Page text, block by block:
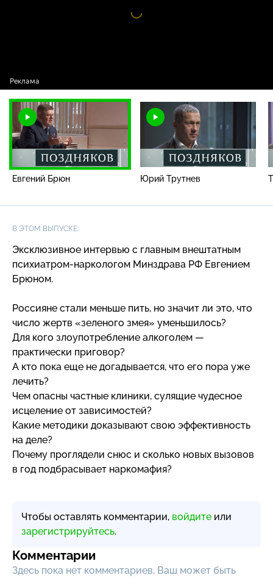
Видео
проигрыватель
Евгений Брюн Юрий Трутнев
В ЭТОМ ВЫПУСКЕ:
Эксклюзивное интервью с главным внештатным
психиатром-наркологом Минздрава РФ Евгением
Брюном.
Россияне стали меньше пить, но значит ли это, что
число жертв «зеленого змея» уменьшилось?
Для кого злоупотребление алкоголем —
практически приговор?
А кто пока еще не догадывается, что его пора уже
лечить?
Чем опасны частные клиники, сулящие чудесное
исцеление от зависимостей?
Какие методики доказывают свою эффективность
на деле?
Почему проглядели снюс и сколько новых вызовов
в год подбрасывает наркомафия?
Чтобы оставлять комментарии, войдите или
зарегистрируйтесь.
Комментарии
Здесь пока нет комментариев, Ваш может быть